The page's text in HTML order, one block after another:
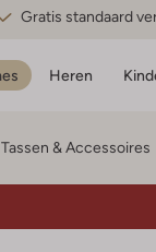
Gratis standaard
Heren
Tassen & Accessoires